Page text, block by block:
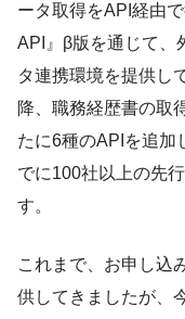
ータ取得をAPI経由
API』β版を通じて、
タ連携環境を提供し
降、職務経歴書の取
たに6種のAPIを追加
でに100社以上の先
す。
これまで、お申し込
供してきましたが、